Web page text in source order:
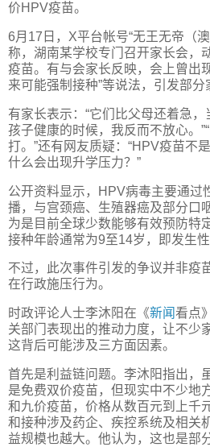
价HPV疫苗。
6月17日，X平台帐号“无王无帝（
称，湖南某学校专门召开家长会，
疫苗。有与会家长反映，会上曾出
来可能强制接种”等说法，引发部分
有家长表示：“它们比父母还着急
孩子健康的时候，我反而不放心。
打。”还有网友质疑：“HPV疫苗不
什么会出现升学压力？”
公开资料显示，HPV病毒主要通过
播，与宫颈癌、生殖器癌及部分口
为是目前全球少数能够有效预防特
接种年龄通常为9至14岁，即发生性
不过，此次事件引发的争议并非疫
在行政施压行为。
时政评论人士李沐阳在《新闻看点
关部门表现出的推动力度，让不少
这背后可能涉及三方面因素。
首先是利益链问题。李沐阳指出，
是免费双价疫苗，但现实中不少地
和九价疫苗，价格从数百元到上千
和接种涉及药企、疾控系统及相关
益规模也越大。他认为，这也是部